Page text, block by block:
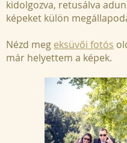
kidolgozva, retusálva
képeket külön
Nézd meg eksüvői fotós
már helyettem a képek.